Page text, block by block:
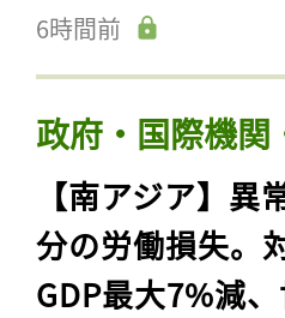
6時間前
政府・国際機関
【南アジア】
分の労働損失。
GDP最大7%減